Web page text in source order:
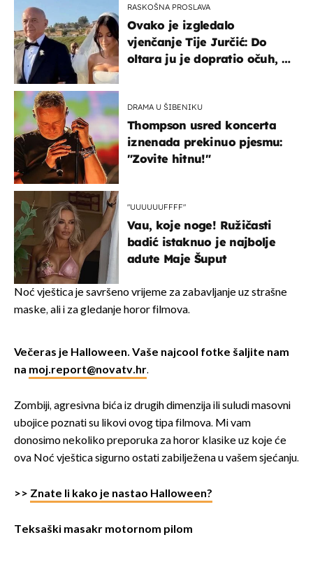
RASKOŠNA PROSLAVA
Ovako je izgledalo
vjenčanje Tije Jurčić: Do
oltara ju je dopratio očuh, a
DRAMA U ŠIBENIKU
Thompson usred koncerta
iznenada prekinuo pjesmu:
"Zovite hitnu!"
"UUUUUUFFFF"
Vau, koje noge! Ružičasti
badić istaknuo je najbolje
adute Maje Šuput
Noć vještica je savršeno vrijeme za zabavljanje uz strašne
maske, ali i za gledanje horor filmova.
Večeras je Halloween. Vaše najcool fotke šaljite nam
na moj.report@novatv.hr.
Zombiji, agresivna bića iz drugih dimenzija ili suludi masovni
ubojice poznati su likovi ovog tipa filmova. Mi vam
donosimo nekoliko preporuka za horor klasike uz koje će
ova Noć vještica sigurno ostati zabilježena u vašem sjećanju.
>> Znate li kako je nastao Halloween?
Teksaški masakr motornom pilom